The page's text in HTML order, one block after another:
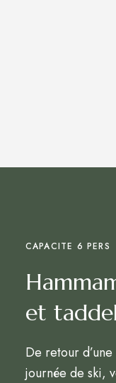
CAPACITE 6 PERS
et
De retour
journée de ski,